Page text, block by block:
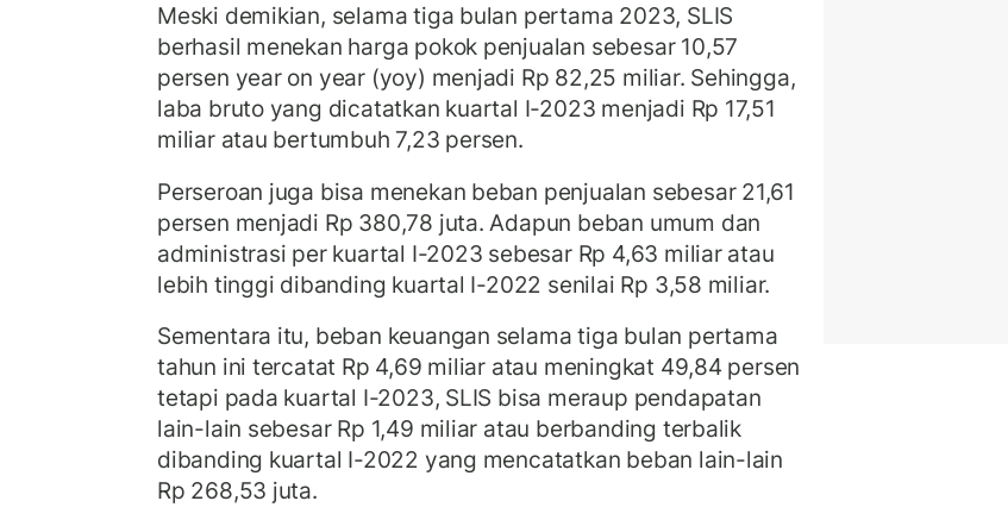
Meski demikian, selama tiga bulan pertama 2023, SLIS
berhasil menekan harga pokok penjualan sebesar 10,57
persen year on year (yoy) menjadi Rp 82,25 miliar. Sehingga,
laba bruto yang dicatatkan kuartal I-2023 menjadi Rp 17,51
miliar atau bertumbuh 7,23 persen.
Perseroan juga bisa menekan beban penjualan sebesar 21,61
persen menjadi Rp 380,78 juta. Adapun beban umum dan
administrasi per kuartal I-2023 sebesar Rp 4,63 miliar atau
lebih tinggi dibanding kuartal I-2022 senilai Rp 3,58 miliar.
Sementara itu, beban keuangan selama tiga bulan pertama
tahun ini tercatat Rp 4,69 miliar atau meningkat 49,84 persen
tetapi pada kuartal I-2023, SLIS bisa meraup pendapatan
lain-lain sebesar Rp 1,49 miliar atau berbanding terbalik
dibanding kuartal I-2022 yang mencatatkan beban lain-lain
Rp 268,53 juta.